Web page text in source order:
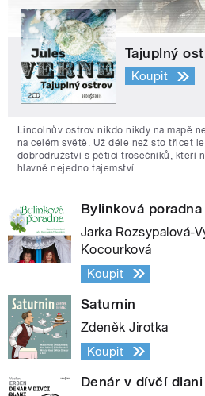
Tajuplný
Koupit
Lincolnův ostrov nikdo nikdy na mapě
na celém světě. Už déle než sto třicet
dobrodružství s pěticí trosečníků, kteří
hlavně nejedno tajemství.
Bylinková poradna
Jarka Rozsypalová-
Kocourková
Koupit
Saturnin
Zdeněk Jirotka
Koupit
Denár v dívčí dlani